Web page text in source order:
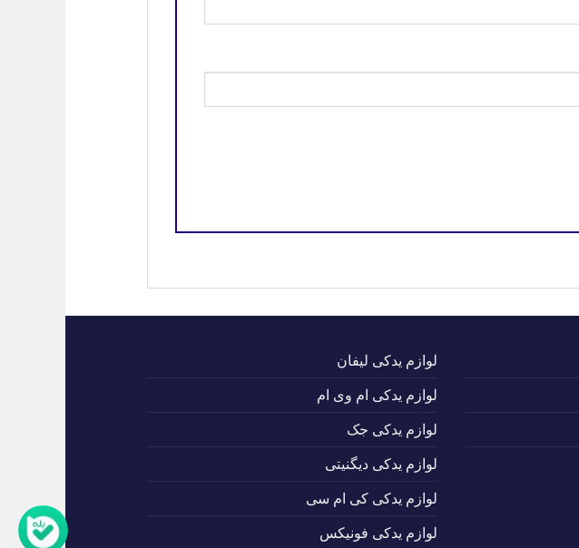
لوازم یدکی لیفان
لوازم یدکی ام وی ام
لوازم یدکی جک
لوازم یدکی دیگنیتی
لوازم یدکی کی ام سی
لوازم یدکی فونیکس